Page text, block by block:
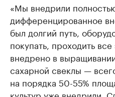
«Мы внедрили
дифференцированное
был долгий путь,
покупать, проходить
внедрено в
сахарной свеклы —
на порядка 50-55%